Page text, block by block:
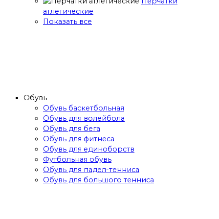
атлетические
Показать все
Обувь
Обувь баскетбольная
Обувь для волейбола
Обувь для бега
Обувь для фитнеса
Обувь для единоборств
Футбольная обувь
Обувь для падел-тенниса
Обувь для большого тенниса